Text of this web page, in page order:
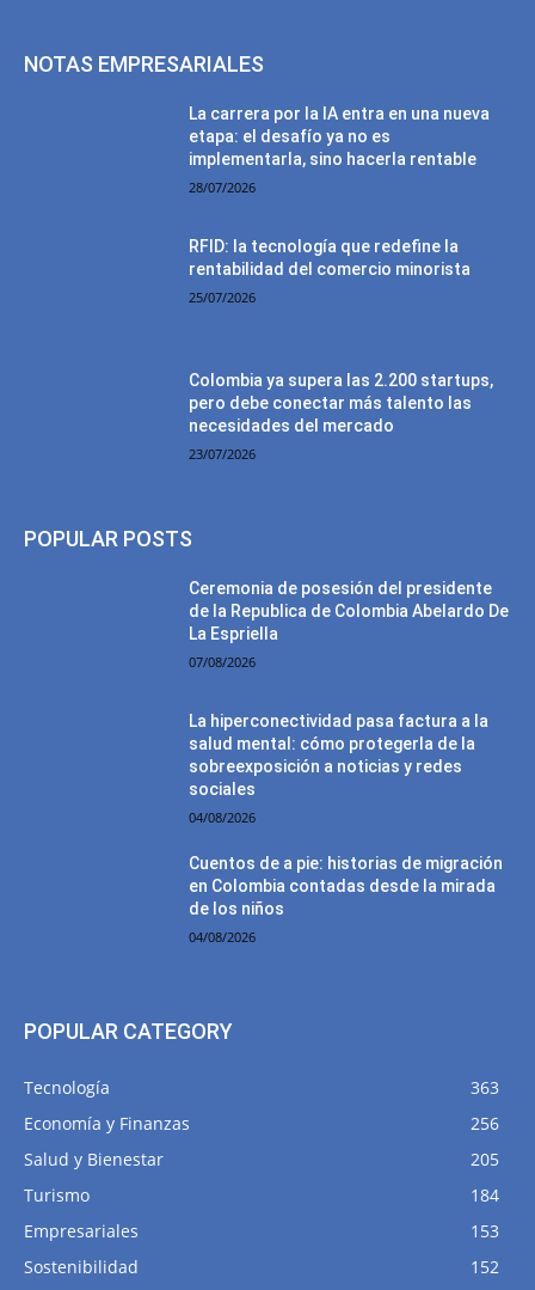
NOTAS EMPRESARIALES
La carrera por la IA entra en una nueva
etapa: el desafío ya no es
implementarla, sino hacerla rentable
28/07/2026
RFID: la tecnología que redefine la
rentabilidad del comercio minorista
25/07/2026
Colombia ya supera las 2.200 startups,
pero debe conectar más talento las
necesidades del mercado
23/07/2026
POPULAR POSTS
Ceremonia de posesión del presidente
de la Republica de Colombia Abelardo De
La Espriella
07/08/2026
La hiperconectividad pasa factura a la
salud mental: cómo protegerla de la
sobreexposición a noticias y redes
sociales
04/08/2026
Cuentos de a pie: historias de migración
en Colombia contadas desde la mirada
de los niños
04/08/2026
POPULAR CATEGORY
Tecnología
363
Economía y Finanzas
256
Salud y Bienestar
205
Turismo
184
Empresariales
153
Sostenibilidad
152